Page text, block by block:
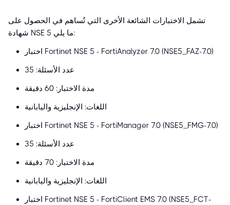
تشمل الاختبارات الشائعة الأخرى التي تُساهم في الحصول على
شهادة NSE 5 ما يلي:
اختبار Fortinet NSE 5 - FortiAnalyzer 7.0 (NSE5_FAZ-7.0)
عدد الأسئلة: 35
مدة الاختبار: 60 دقيقة
اللغات: الإنجليزية واليابانية
اختبار Fortinet NSE 5 - FortiManager 7.0 (NSE5_FMG-7.0)
عدد الأسئلة: 35
مدة الاختبار: 70 دقيقة
اللغات: الإنجليزية واليابانية
اختبار Fortinet NSE 5 - FortiClient EMS 7.0 (NSE5_FCT-